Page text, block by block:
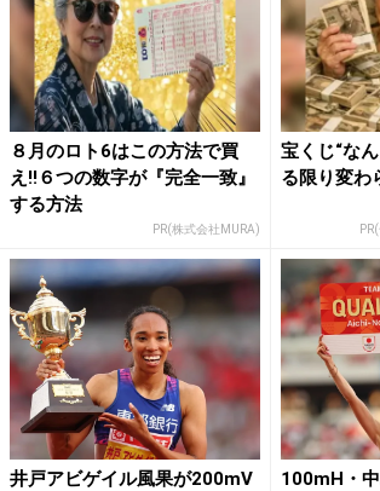
８月のロト6はこの方法で買
え!!６つの数字が『完全一致』
する方法
PR(株式会社MURA)
宝くじ“な
る限り変わ
井戸アビゲイル風果が200mV
100mH・